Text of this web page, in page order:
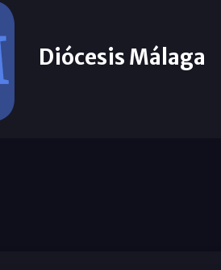
Diócesis Málaga